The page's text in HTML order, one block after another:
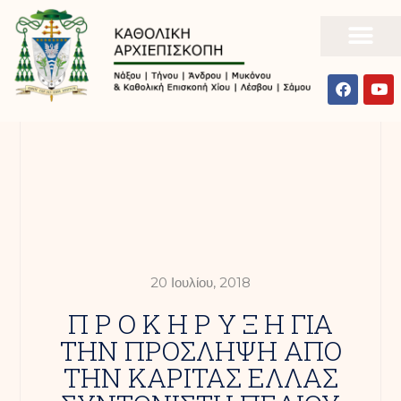
20 Ιουλίου, 2018
Π Ρ Ο Κ Η Ρ Υ Ξ Η ΓΙΑ
ΤΗΝ ΠΡΟΣΛΗΨΗ ΑΠΟ
ΤΗΝ ΚΑΡΙΤΑΣ ΕΛΛΑΣ